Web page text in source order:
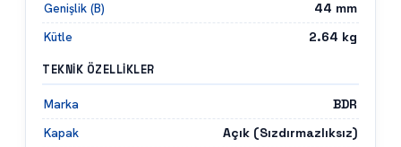
Genişlik (B)
44 mm
Kütle
2.64 kg
TEKNIK ÖZELLIKLER
Marka
BDR
Kapak
Açık (Sızdırmazlıksız)